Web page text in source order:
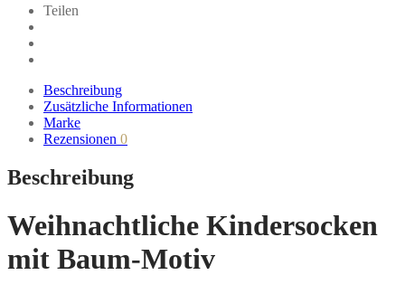
Teilen
Beschreibung
Zusätzliche Informationen
Marke
Rezensionen 0
Beschreibung
Weihnachtliche Kindersocken
mit Baum-Motiv